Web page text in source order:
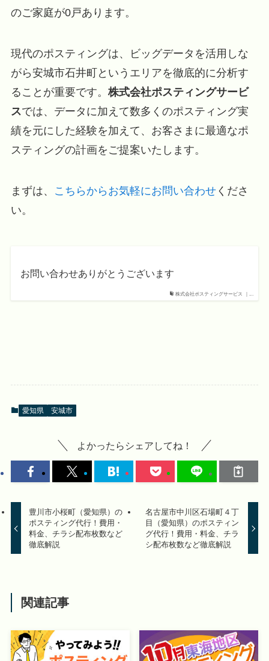
のご家庭が0戸あります。
現代のポスティングは、ビッグデータを活用しな
がら安城市石井町というエリアを徹底的に分析す
ることが重要です。 株式会社ポスティングサービ
スでは、データに加えて数多くのポスティング実
績を元にした経験を加えて、お客さまに最適なポ
スティングの計画をご提案いたします。
まずは、 こちらからお気軽にお問い合わせくださ
い。
株式会社ポスティングサービス ｜...
お問い合わせありがとうございます
愛知県 安城市
よかったらシェアしてね！
豊川市小桜町（愛知県）の
ポスティング代行！費用・
料金、チラシ配布枚数など
徹底解説
名古屋市中川区石場町４丁
目（愛知県）のポスティン
グ代行！費用・料金、チラ
シ配布枚数など徹底解説
関連記事